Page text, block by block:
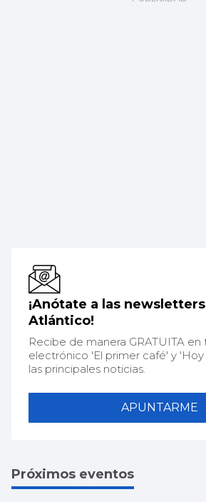
¡Anótate a las
Atlántico!
Recibe de manera GRATUITA en
electrónico 'El primer café' y
las principales noticias.
APUNTARME
Próximos eventos